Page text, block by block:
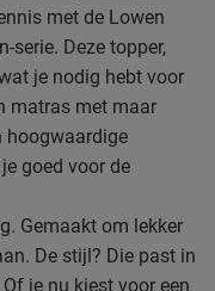
met de Lowen
serie. Deze topper,
je nodig hebt voor
matras met maar
hoogwaardige
goed voor de
Gemaakt om lekker
De stijl? Die past in
je nu kiest voor een